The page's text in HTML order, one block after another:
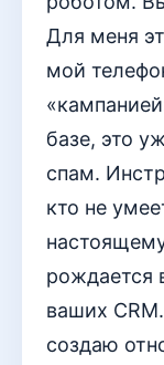
Для меня
мой
базе, это
спам.
кто не
рождается
ваших
создаю